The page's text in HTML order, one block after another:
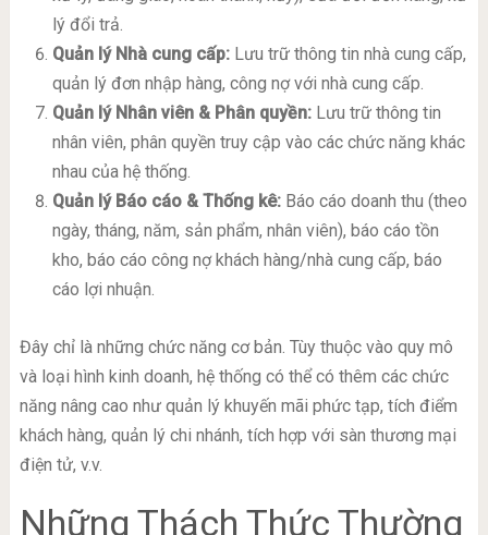
lý đổi trả.
Quản lý Nhà cung cấp:Lưu trữ thông tin nhà cung cấp,
quản lý đơn nhập hàng, công nợ với nhà cung cấp.
Quản lý Nhân viên & Phân quyền:Lưu trữ thông tin
nhân viên, phân quyền truy cập vào các chức năng khác
nhau của hệ thống.
Quản lý Báo cáo & Thống kê:Báo cáo doanh thu (theo
ngày, tháng, năm, sản phẩm, nhân viên), báo cáo tồn
kho, báo cáo công nợ khách hàng/nhà cung cấp, báo
cáo lợi nhuận.
Đây chỉ là những chức năng cơ bản. Tùy thuộc vào quy mô
và loại hình kinh doanh, hệ thống có thể có thêm các chức
năng nâng cao như quản lý khuyến mãi phức tạp, tích điểm
khách hàng, quản lý chi nhánh, tích hợp với sàn thương mại
điện tử, v.v.
Những Thách Thức Thường